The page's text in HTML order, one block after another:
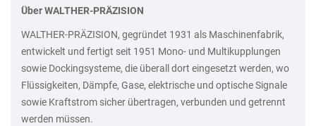
Über WALTHER-PRÄZISION
WALTHER-PRÄZISION, gegründet 1931 als Maschinenfabrik,
entwickelt und fertigt seit 1951 Mono- und Multikupplungen
sowie Dockingsysteme, die überall dort eingesetzt werden, wo
Flüssigkeiten, Dämpfe, Gase, elektrische und optische Signale
sowie Kraftstrom sicher übertragen, verbunden und getrennt
werden müssen.